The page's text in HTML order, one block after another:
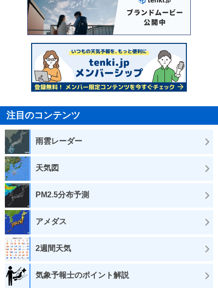
注目のコンテンツ
雨雲レーダー
天気図
PM2.5分布予測
アメダス
2週間天気
気象予報士のポイント解説